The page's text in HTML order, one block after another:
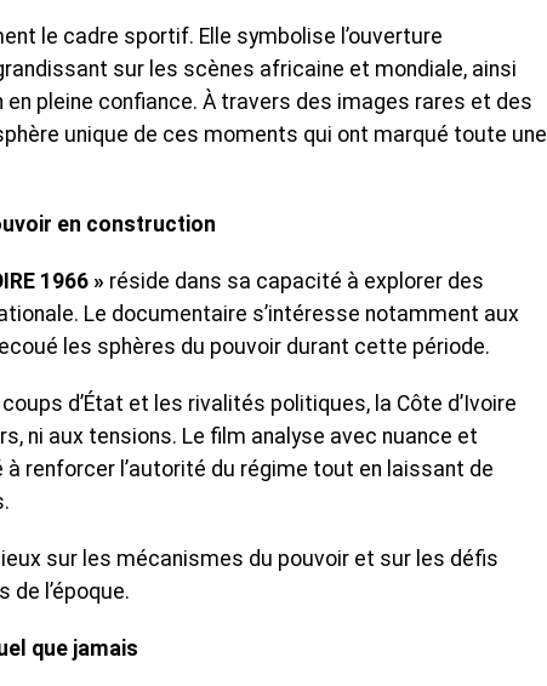
le cadre sportif. Elle symbolise l’ouverture
sur les scènes africaine et mondiale, ainsi
en pleine confiance. À travers des images rares et des
unique de ces moments qui ont marqué toute une
en construction
1966 » réside dans sa capacité à explorer des
Le documentaire s’intéresse notamment aux
les sphères du pouvoir durant cette période.
d’État et les rivalités politiques, la Côte d’Ivoire
ni aux tensions. Le film analyse avec nuance et
renforcer l’autorité du régime tout en laissant de
sur les mécanismes du pouvoir et sur les défis
l’époque.
que jamais